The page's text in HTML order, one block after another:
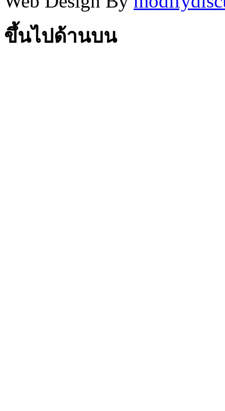
ขึ้นไปด้านบน